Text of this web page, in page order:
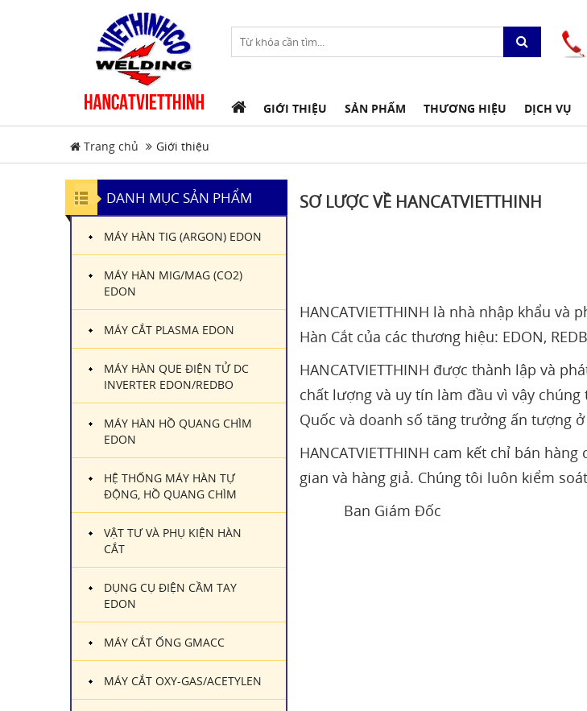
GIỚI THIỆU SẢN PHẨM THƯƠNG HIỆU DỊCH VỤ
Trang chủ Giới thiệu
SƠ LƯỢC VỀ HANCATVIETTHINH
HANCATVIETTHINH là nhà nhập khẩu
Hàn Cắt của các thương hiệu: EDON,
HANCATVIETTHINH được thành lập và
chất lượng và uy tín làm đầu vì vậy
Quốc và doanh số tăng trưởng ấn tượng
HANCATVIETTHINH cam kết chỉ bán
gian và hàng giả. Chúng tôi luôn kiểm
Ban Giám Đốc
DANH MỤC SẢN PHẨM
MÁY HÀN TIG (ARGON) EDON
MÁY HÀN MIG/MAG (CO2)
EDON
MÁY CẮT PLASMA EDON
MÁY HÀN QUE ĐIỆN TỬ DC
INVERTER EDON/REDBO
MÁY HÀN HỒ QUANG CHÌM
EDON
HỆ THỐNG MÁY HÀN TỰ
ĐỘNG, HỒ QUANG CHÌM
VẬT TƯ VÀ PHỤ KIỆN HÀN
CẮT
DỤNG CỤ ĐIỆN CẦM TAY
EDON
MÁY CẮT ỐNG GMACC
MÁY CẮT OXY-GAS/ACETYLEN